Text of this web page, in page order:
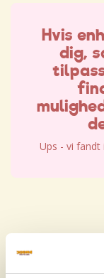
Hvis
dig,
Ups - vi fandt
Hvis